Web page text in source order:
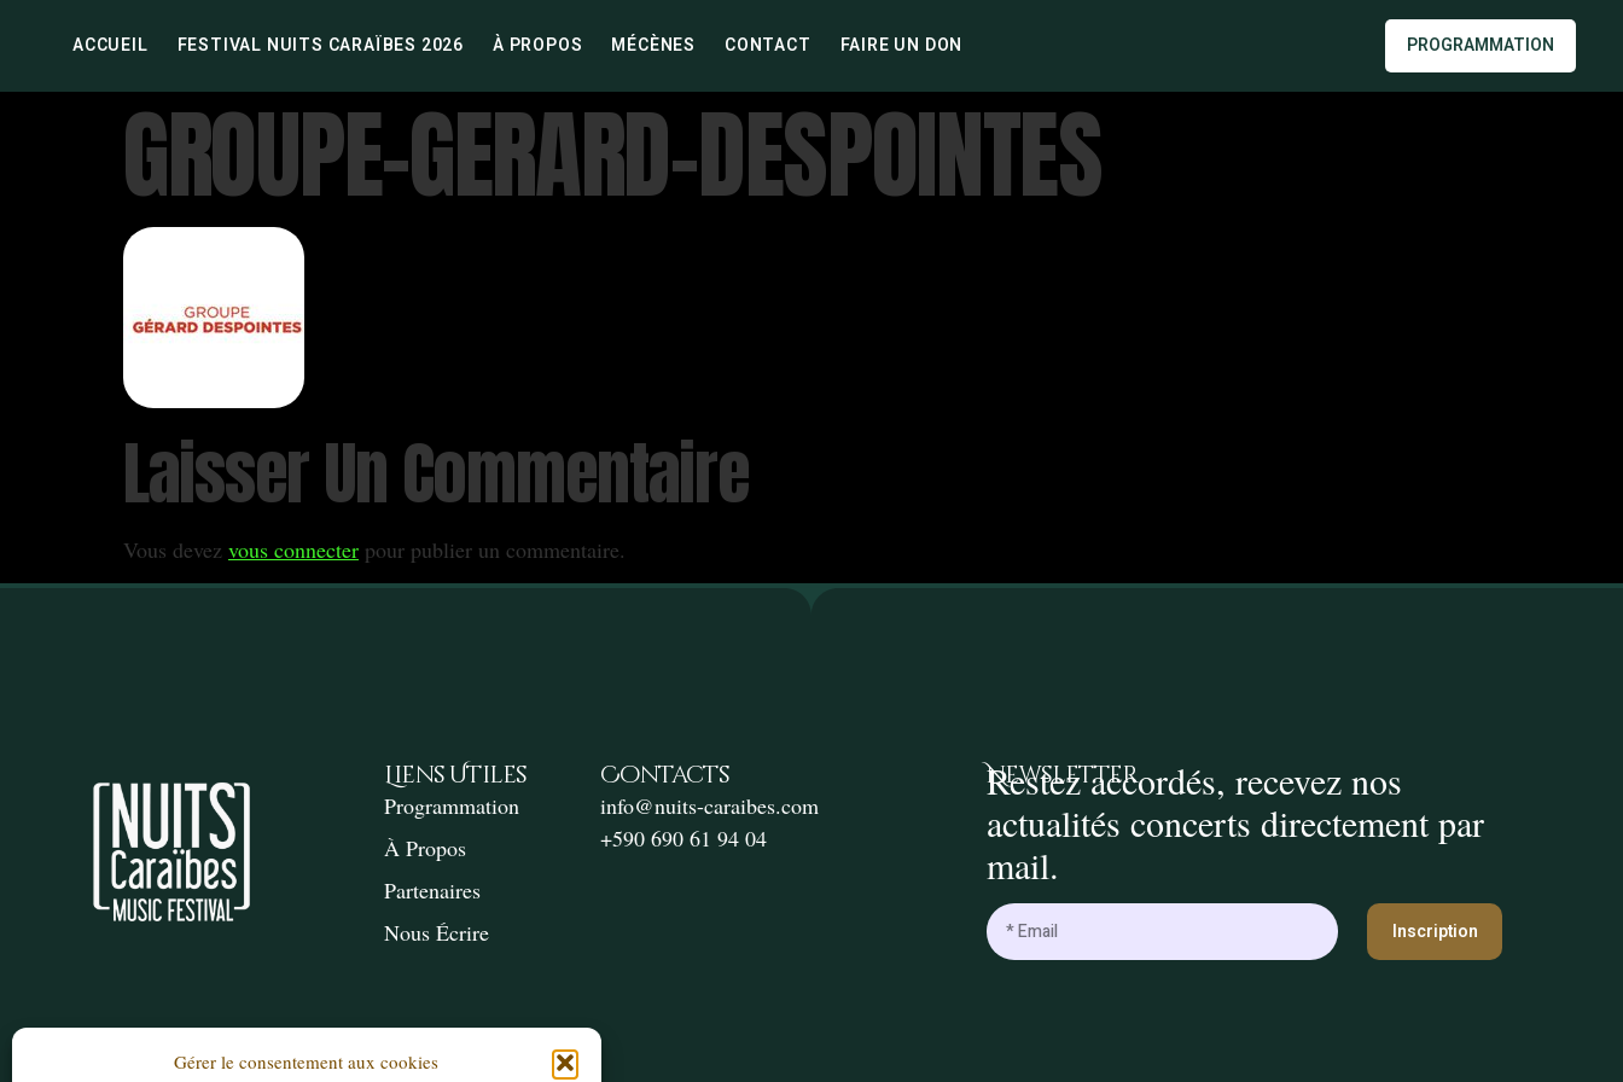
Gérer le consentement aux cookies
ACCUEIL FESTIVAL NUITS CARAÏBES 2026 À PROPOS MÉCÈNES CONTACT FAIRE UN DON PROGRAMMATION
GROUPE-GERARD-DESPOINTES
Laisser Un Commentaire
Vous devez vous connecter pour publier un commentaire.
Liens Utiles
Programmation
À Propos
Partenaires
Nous Écrire
Contacts
info@nuits-caraibes.com
+590 690 61 94 04
Newsletter
Restez accordés, recevez nos
actualités concerts directement par
mail.
Inscription